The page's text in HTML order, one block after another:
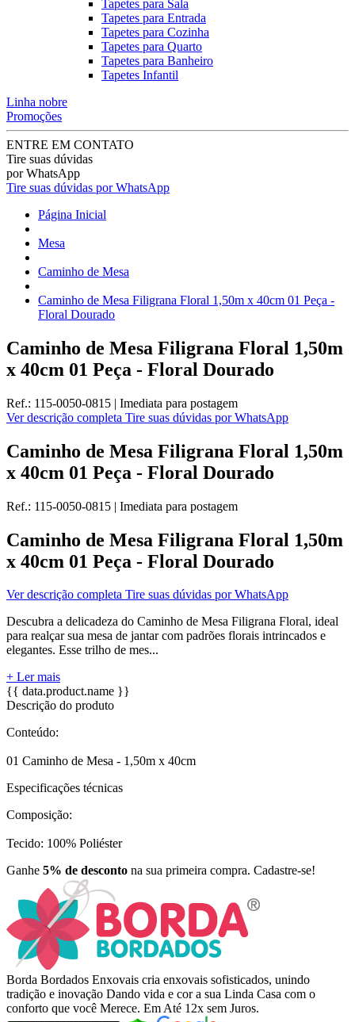
Tapetes para Sala
Tapetes para Entrada
Tapetes para Cozinha
Tapetes para Quarto
Tapetes para Banheiro
Tapetes Infantil
Linha nobre
Promoções
ENTRE EM CONTATO
Tire suas dúvidas
por WhatsApp
Tire suas dúvidas por WhatsApp
Página Inicial
Mesa
Caminho de Mesa
Caminho de Mesa Filigrana Floral 1,50m x 40cm 01 Peça -
Floral Dourado
Caminho de Mesa Filigrana Floral 1,50m
x 40cm 01 Peça - Floral Dourado
Ref.: 115-0050-0815 | Imediata para postagem
Ver descrição completa Tire suas dúvidas por WhatsApp
Caminho de Mesa Filigrana Floral 1,50m
x 40cm 01 Peça - Floral Dourado
Ref.: 115-0050-0815 | Imediata para postagem
Caminho de Mesa Filigrana Floral 1,50m
x 40cm 01 Peça - Floral Dourado
Ver descrição completa Tire suas dúvidas por WhatsApp
Descubra a delicadeza do Caminho de Mesa Filigrana Floral, ideal
para realçar sua mesa de jantar com padrões florais intrincados e
elegantes. Esse trilho de mes...
+ Ler mais
{{ data.product.name }}
Descrição do produto
Conteúdo:
01 Caminho de Mesa - 1,50m x 40cm
Especificações técnicas
Composição:
Tecido: 100% Poliéster
Ganhe 5% de desconto na sua primeira compra. Cadastre-se!
Borda Bordados Enxovais cria enxovais sofisticados, unindo
tradição e inovação Dando vida e cor a sua Linda Casa com o
conforto que você Merece. Em Até 12x sem Juros.